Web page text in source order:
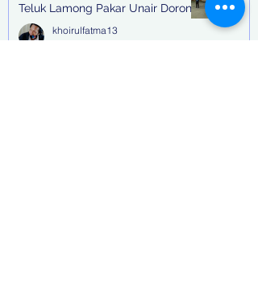
Teluk Lamong Pakar Unair Dorong
Bea Cukai Kejar Big Bos Impor
Ilegal
khoirulfatma13